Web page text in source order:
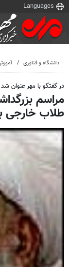
دانشگاه و فناوری
در گفتگو با مهر عنوان
مراسم
طلاب خارجی